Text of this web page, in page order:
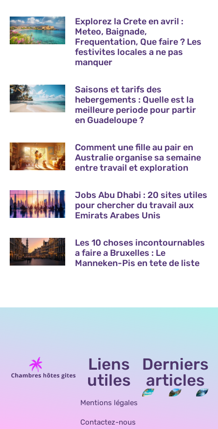
Explorez la Crete en avril :
Meteo, Baignade,
Frequentation, Que faire ? Les
festivites locales a ne pas
manquer
Saisons et tarifs des
hebergements : Quelle est la
meilleure periode pour partir
en Guadeloupe ?
Comment une fille au pair en
Australie organise sa semaine
entre travail et exploration
Jobs Abu Dhabi : 20 sites utiles
pour chercher du travail aux
Emirats Arabes Unis
Les 10 choses incontournables
a faire a Bruxelles : Le
Manneken-Pis en tete de liste
Liens
utiles
Mentions légales
Contactez-nous
Derniers
articles